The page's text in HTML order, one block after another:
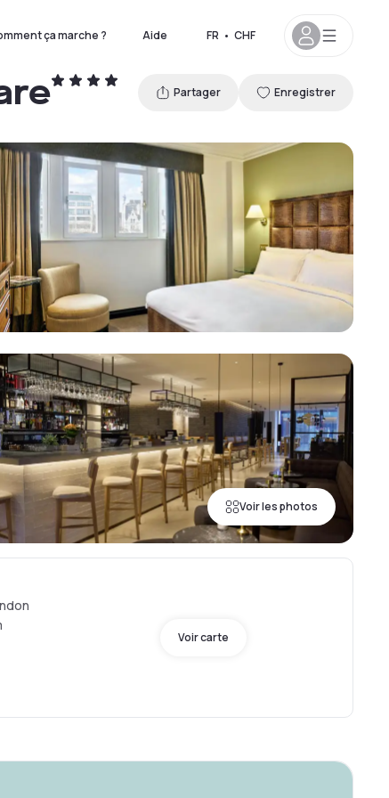
ça marche ? Aide FR • CHF
Voir les photos
Partager Enregistrer
Voir carte